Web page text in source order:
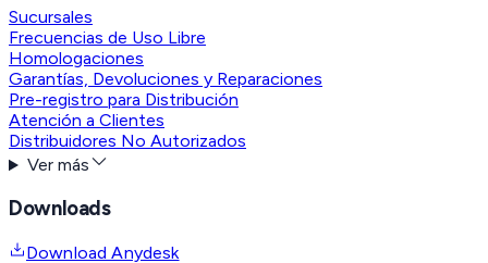
Sucursales
Frecuencias de Uso Libre
Homologaciones
Garantías, Devoluciones y Reparaciones
Pre-registro para Distribución
Atención a Clientes
Distribuidores No Autorizados
Ver más
Downloads
Download Anydesk